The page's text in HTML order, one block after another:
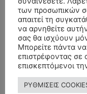
ΧΡΙΣΤΙΝΑεπίΚΗΔΕΙΑ –
ΕΤΩΝ 58
Θεόδωρος Νάκοςεπί
ΤΣΙΛΙΚΗΣ ΕΤΩΝ 79
ΠΑΝΑΓΙΩΤΗΣ
ΣΠΥΡΙΔΟΥΛΑ Γ.
των προσωπικών
απαιτεί τη
να αρνηθείτε
σας θα ισχύουν
Μπορείτε πάντα να
επιστρέφοντας σε
επισκεπτόμενοι
ΡΥΘΜΙΣΕΙΣ